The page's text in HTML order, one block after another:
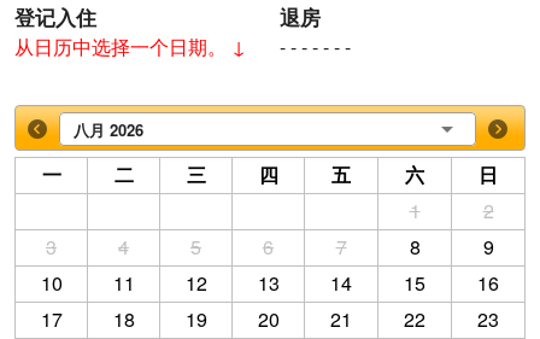
登记入住
从日历中选择一个日期。 ↓
退房
- - - - - - -
八月 2026
一 二 三 四 五 六
日
1
2
3
4 5 6 7 8
9
10
11 12 13 14 15
16
17
18 19 20 21 22
23